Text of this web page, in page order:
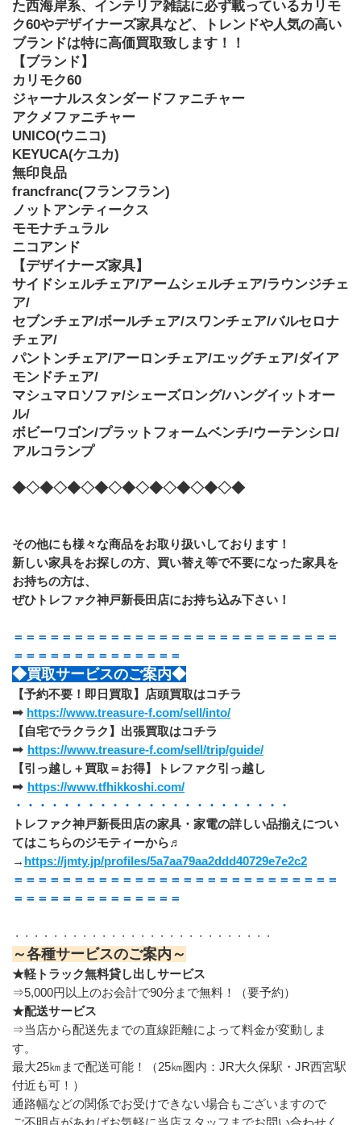
た西海岸系、インテリア雑誌に必ず載っているカリモ
ク60やデザイナーズ家具など、トレンドや人気の高い
ブランドは特に高価買取致します！！
【ブランド】
カリモク60
ジャーナルスタンダードファニチャー
アクメファニチャー
UNICO(ウニコ)
KEYUCA(ケユカ)
無印良品
francfranc(フランフラン)
ノットアンティークス
モモナチュラル
ニコアンド
【デザイナーズ家具】
サイドシェルチェア/アームシェルチェア/ラウンジチェ
ア/
セブンチェア/ボールチェア/スワンチェア/バルセロナ
チェア/
パントンチェア/アーロンチェア/エッグチェア/ダイア
モンドチェア/
マシュマロソファ/シェーズロング/ハングイットオー
ル/
ボビーワゴン/プラットフォームベンチ/ウーテンシロ/
アルコランプ
◆◇◆◇◆◇◆◇◆◇◆◇◆◇◆◇◆
その他にも様々な商品をお取り扱いしております！
新しい家具をお探しの方、買い替え等で不要になった家具を
お持ちの方は、
ぜひトレファク神戸新長田店にお持ち込み下さい！
＝＝＝＝＝＝＝＝＝＝＝＝＝＝＝＝＝＝＝＝＝＝＝＝＝＝＝
＝＝＝＝＝＝＝＝＝＝＝＝＝＝
◆買取サービスのご案内◆
【予約不要！即日買取】店頭買取はコチラ
➡ https://www.treasure-f.com/sell/into/
【自宅でラクラク】出張買取はコチラ
➡ https://www.treasure-f.com/sell/trip/guide/
【引っ越し＋買取＝お得】トレファク引っ越し
➡ https://www.tfhikkoshi.com/
・・・・・・・・・・・・・・・・・・・・・・・
トレファク神戸新長田店の家具・家電の詳しい品揃えについ
てはこちらのジモティーから♬
→ https://jmty.jp/profiles/5a7aa79aa2ddd40729e7e2c2
＝＝＝＝＝＝＝＝＝＝＝＝＝＝＝＝＝＝＝＝＝＝＝＝＝＝＝
＝＝＝＝＝＝＝＝＝＝＝＝＝＝
・・・・・・・・・・・・・・・・・・・・・・・・・・・
～各種サービスのご案内～
★軽トラック無料貸し出しサービス
⇒5,000円以上のお会計で90分まで無料！（要予約）
★配送サービス
⇒当店から配送先までの直線距離によって料金が変動しま
す。
最大25㎞まで配送可能！（25㎞圏内：JR大久保駅・JR西宮駅
付近も可！）
通路幅などの関係でお受けできない場合もございますので
ご不明点があればお気軽に当店スタッフまでお問い合わせく